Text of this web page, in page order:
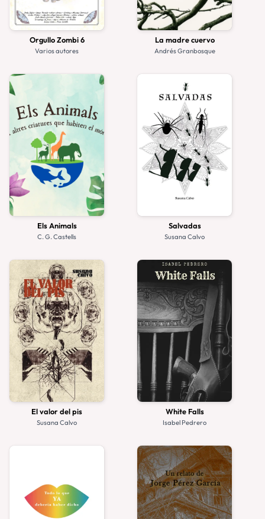
Orgullo Zombi 6
Varios autores
La madre cuervo
Andrés Granbosque
Els Animals
C. G. Castells
Salvadas
Susana Calvo
El valor del pis
Susana Calvo
White Falls
Isabel Pedrero